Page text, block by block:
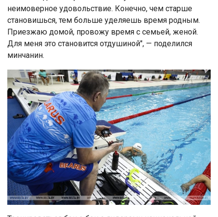
неимоверное удовольствие. Конечно, чем старше
становишься, тем больше уделяешь время родным.
Приезжаю домой, провожу время с семьей, женой.
Для меня это становится отдушиной", — поделился
минчанин.